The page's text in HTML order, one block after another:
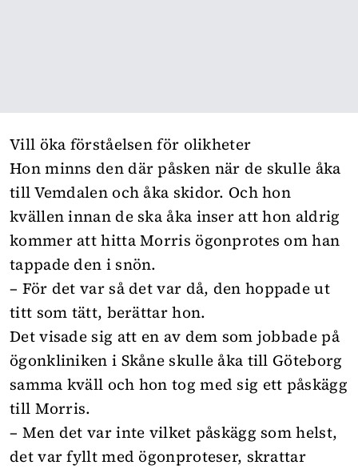
Vill öka förståelsen för olikheter
Hon minns den där påsken när de skulle åka
till Vemdalen och åka skidor. Och hon
kvällen innan de ska åka inser att hon aldrig
kommer att hitta Morris ögonprotes om han
tappade den i snön.
– För det var så det var då, den hoppade ut
titt som tätt, berättar hon.
Det visade sig att en av dem som jobbade på
ögonkliniken i Skåne skulle åka till Göteborg
samma kväll och hon tog med sig ett påskägg
till Morris.
– Men det var inte vilket påskägg som helst,
det var fyllt med ögonproteser, skrattar